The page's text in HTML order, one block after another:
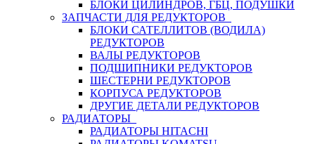
БЛОКИ ЦИЛИНДРОВ, ГБЦ, ПОДУШКИ
ЗАПЧАСТИ ДЛЯ РЕДУКТОРОВ
БЛОКИ САТЕЛЛИТОВ (ВОДИЛА)
РЕДУКТОРОВ
ВАЛЫ РЕДУКТОРОВ
ПОДШИПНИКИ РЕДУКТОРОВ
ШЕСТЕРНИ РЕДУКТОРОВ
КОРПУСА РЕДУКТОРОВ
ДРУГИЕ ДЕТАЛИ РЕДУКТОРОВ
РАДИАТОРЫ
РАДИАТОРЫ HITACHI